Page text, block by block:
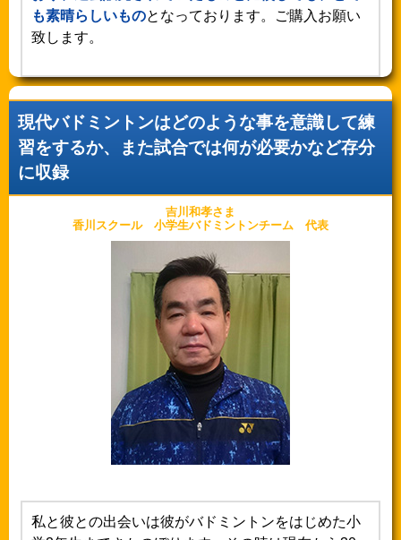
も素晴らしいものとなっております。ご購入お願い
致します。
現代バドミントンはどのような事を意識して練
習をするか、また試合では何が必要かなど存分
に収録
吉川和孝さま
香川スクール 小学生バドミントンチーム 代表
私と彼との出会いは彼がバドミントンをはじめた小